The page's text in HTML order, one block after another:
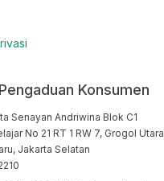
Konsumen
Senayan Andriwina Blok C1
No 21 RT 1 RW 7, Grogol Utara
Jakarta Selatan